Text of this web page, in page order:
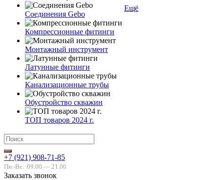
Соединения Gebo
Компрессионные фитинги
Монтажный инструмент
Латунные фитинги
Канализационные трубы
Обустройство скважин
ТОП товаров 2024 г.
Ещё
+7 (921) 908-71-85
Пн.-Вс. 09.00 — 21.00
Заказать звонок